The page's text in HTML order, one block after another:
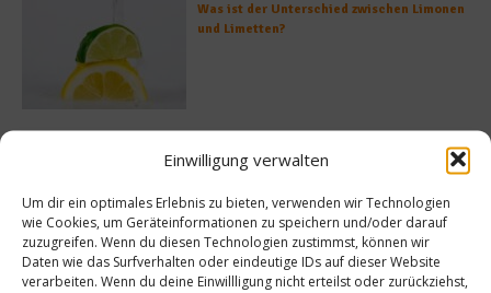
Einwilligung verwalten
Um dir ein optimales Erlebnis zu bieten, verwenden wir Technologien
wie Cookies, um Geräteinformationen zu speichern und/oder darauf
zuzugreifen. Wenn du diesen Technologien zustimmst, können wir
Daten wie das Surfverhalten oder eindeutige IDs auf dieser Website
verarbeiten. Wenn du deine Einwillligung nicht erteilst oder zurückziehst,
Was ist der Unterschied zwischen Limonen
und Limetten?
News Was isst